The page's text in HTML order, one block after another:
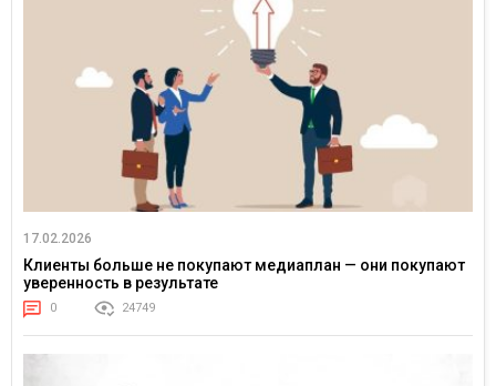
17.02.2026
Клиенты больше не покупают медиаплан — они покупают
уверенность в результате
0 24749